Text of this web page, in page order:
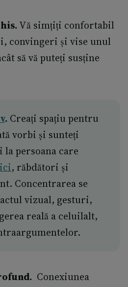
Vă simțiți confortabil
convingeri și vise unul
să vă puteți susține
. Creați spațiu pentru
vorbi și sunteți
persoana care
, răbdători și
Concentrarea se
vizual, gesturi,
reală a celuilalt,
Conexiunea